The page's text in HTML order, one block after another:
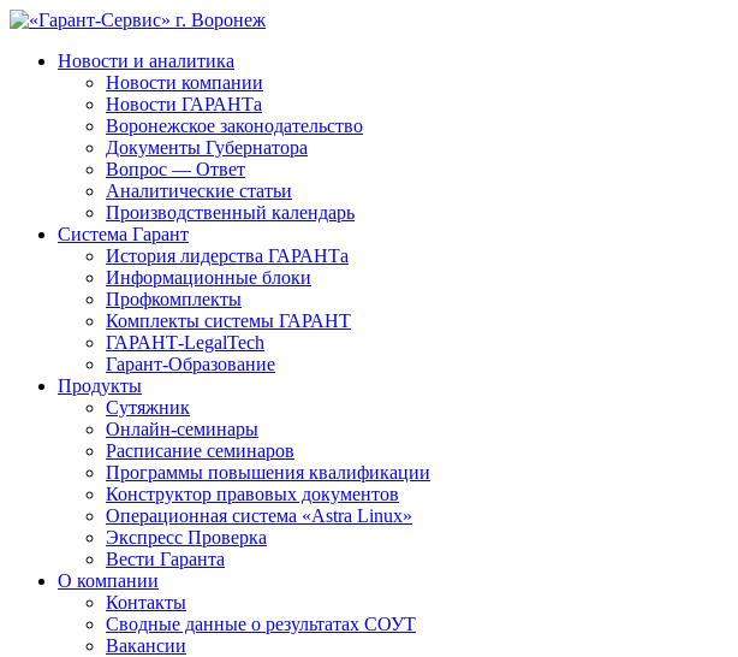
Новости и аналитика
Новости компании
Новости ГАРАНТа
Воронежское законодательство
Документы Губернатора
Вопрос — Ответ
Аналитические статьи
Производственный календарь
Система Гарант
История лидерства ГАРАНТа
Информационные блоки
Профкомплекты
Комплекты системы ГАРАНТ
ГАРАНТ-LegalTech
Гарант-Образование
Продукты
Сутяжник
Онлайн-семинары
Расписание семинаров
Программы повышения квалификации
Конструктор правовых документов
Операционная система «Astra Linux»
Экспресс Проверка
Вести Гаранта
О компании
Контакты
Сводные данные о результатах СОУТ
Вакансии